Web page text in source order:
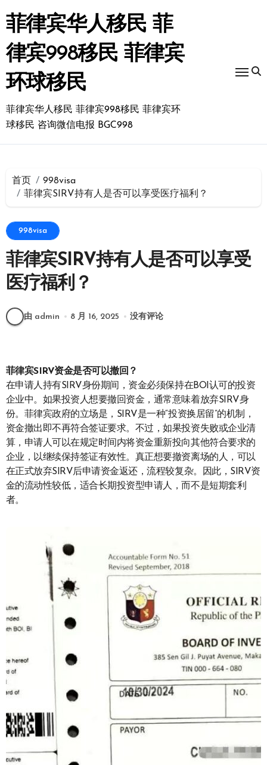
转
到
内
容
菲律宾华人移民 菲
律宾998移民 菲律宾
环球移民
菲律宾华人移民 菲律宾998移民 菲律宾环
球移民 咨询微信电报 BGC998
首页
998visa
菲律宾SIRV持有人是否可以享受医疗福利？
998visa
菲律宾SIRV持有人是否可以享受
医疗福利？
由 admin 8 月 16, 2025 没有评论
菲律宾SIRV资金是否可以撤回？
在申请人持有SIRV身份期间，资金必须保持在BOI认可的投资
企业中。如果投资人想要撤回资金，通常意味着放弃SIRV身
份。菲律宾政府的立场是，SIRV是一种“投资换居留”的机制，
资金撤出即不再符合签证要求。不过，如果投资失败或企业清
算，申请人可以在规定时间内将资金重新投向其他符合要求的
企业，以继续保持签证有效性。真正想要撤资离场的人，可以
在正式放弃SIRV后申请资金返还，流程较复杂。因此，SIRV资
金的流动性较低，适合长期投资型申请人，而不是短期套利
者。